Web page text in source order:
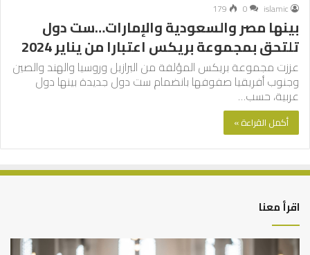
islamic
0
179
بينها مصر والسعودية والإمارات…ست دول
تلتحق بمجموعة بريكس اعتبارا من يناير 2024
عززت مجموعة بريكس المؤلفة من البرازيل وروسيا والهند والصين
وجنوب أفريقيا صفوفها بانضمام ست دول جديدة بينها دول
عربية، حسب…
أكمل القراءة »
اقرأ معنا
أهم